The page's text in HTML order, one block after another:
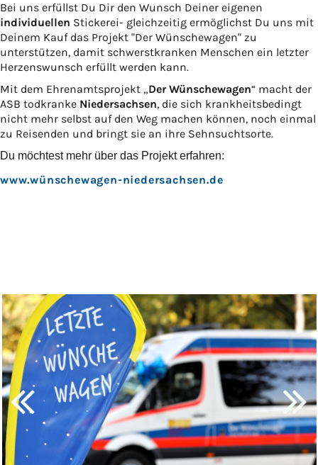
Bei uns erfüllst Du Dir den Wunsch Deiner eigenen
individuellen Stickerei- gleichzeitig ermöglichst Du uns mit
Deinem Kauf das Projekt "Der Wünschewagen" zu
unterstützen, damit schwerstkranken Menschen ein letzter
Herzenswunsch erfüllt werden kann.
Mit dem Ehrenamtsprojekt „Der Wünschewagen“ macht der
ASB todkranke Niedersachsen, die sich krankheitsbedingt
nicht mehr selbst auf den Weg machen können, noch einmal
zu Reisenden und bringt sie an ihre Sehnsuchtsorte.
Du möchtest mehr über das Projekt erfahren:
www.wünschewagen-niedersachsen.de